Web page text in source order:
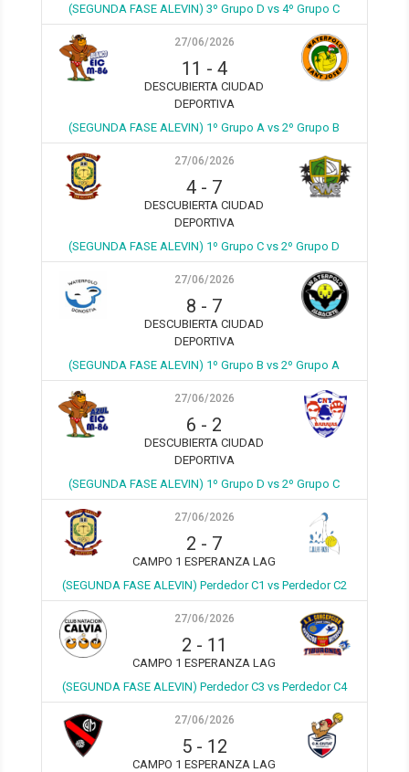
(SEGUNDA FASE ALEVIN) 3º Grupo D vs 4º Grupo C
27/06/2026
11 - 4
DESCUBIERTA CIUDAD
DEPORTIVA
(SEGUNDA FASE ALEVIN) 1º Grupo A vs 2º Grupo B
27/06/2026
4 - 7
DESCUBIERTA CIUDAD
DEPORTIVA
(SEGUNDA FASE ALEVIN) 1º Grupo C vs 2º Grupo D
27/06/2026
8 - 7
DESCUBIERTA CIUDAD
DEPORTIVA
(SEGUNDA FASE ALEVIN) 1º Grupo B vs 2º Grupo A
27/06/2026
6 - 2
DESCUBIERTA CIUDAD
DEPORTIVA
(SEGUNDA FASE ALEVIN) 1º Grupo D vs 2º Grupo C
27/06/2026
2 - 7
CAMPO 1 ESPERANZA LAG
(SEGUNDA FASE ALEVIN) Perdedor C1 vs Perdedor C2
27/06/2026
2 - 11
CAMPO 1 ESPERANZA LAG
(SEGUNDA FASE ALEVIN) Perdedor C3 vs Perdedor C4
27/06/2026
5- 12
CAMPO 1 ESPERANZA LAG